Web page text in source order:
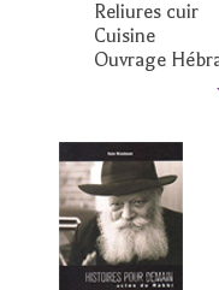
Reliures cuir
Cuisine
Ouvrage